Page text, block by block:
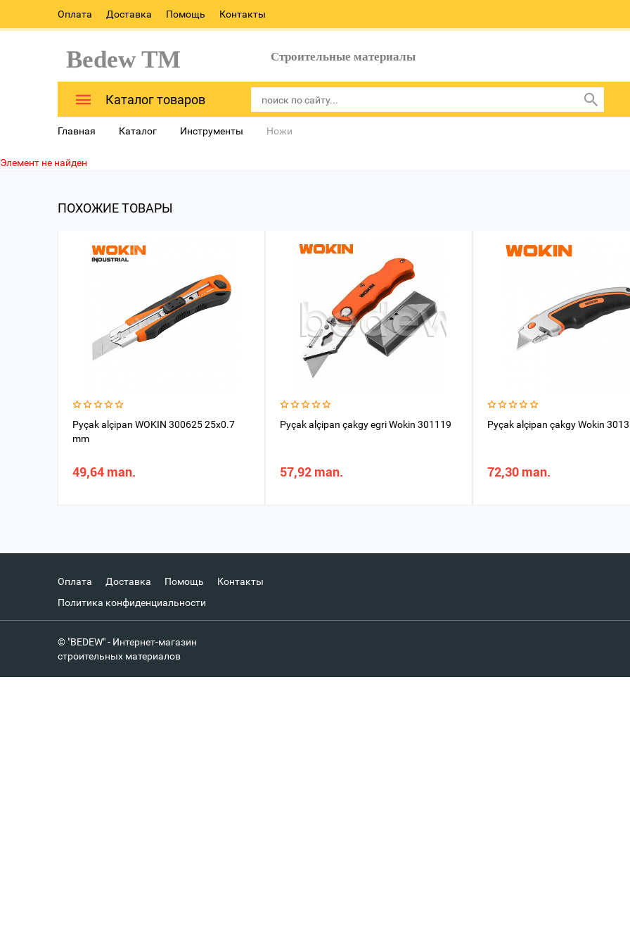
Оплата Доставка Помощь Контакты
Bedew TM Строительные материалы
Каталог товаров
Главная Каталог Инструменты Ножи
Элемент не найден
ПОХОЖИЕ ТОВАРЫ
Pyçak alçipan WOKIN 300625 25x0.7
mm
49,64 man.
Pyçak alçipan çakgy egri Wokin 301119
57,92 man.
Pyçak alçipan çakgy Wokin
72,30 man.
Оплата Доставка Помощь
Контакты
Политика конфиденциальности
© "BEDEW" - Интернет-магазин
строительных материалов